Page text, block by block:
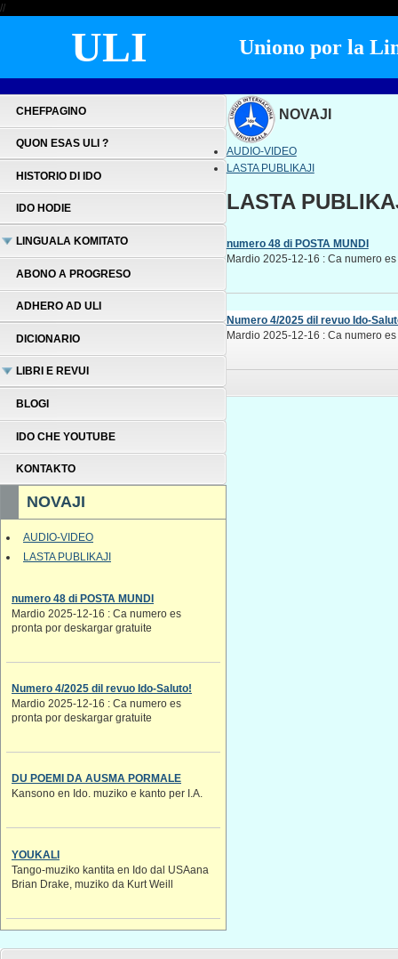
//
ULI Uniono por la
CHEFPAGINO
QUON ESAS ULI ?
HISTORIO DI IDO
IDO HODIE
LINGUALA KOMITATO
ABONO A PROGRESO
ADHERO AD ULI
DICIONARIO
LIBRI E REVUI
BLOGI
IDO CHE YOUTUBE
KONTAKTO
NOVAJI
AUDIO-VIDEO
LASTA PUBLIKAJI
numero 48 di POSTA MUNDI
Mardio 2025-12-16 : Ca numero es
pronta por deskargar gratuite
Numero 4/2025 dil revuo Ido-Saluto!
Mardio 2025-12-16 : Ca numero es
pronta por deskargar gratuite
DU POEMI DA AUSMA PORMALE
Kansono en Ido. muziko e kanto per I.A.
YOUKALI
Tango-muziko kantita en Ido dal USAana
Brian Drake, muziko da Kurt Weill
NOVAJI
AUDIO-VIDEO
LASTA PUBLIKAJI
LASTA
numero 48 di POSTA MUNDI
Mardio 2025-12-16 : Ca numero
Numero 4/2025 dil revuo Ido-
Mardio 2025-12-16 : Ca numero